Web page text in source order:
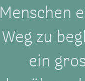
Menschen
Weg zu
ein